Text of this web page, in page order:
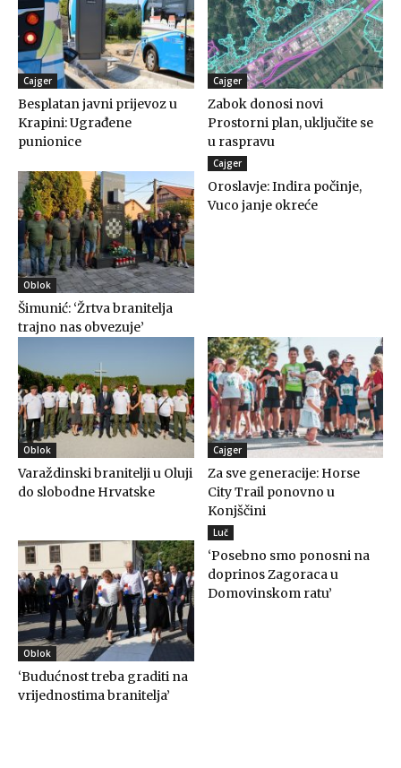
Cajger
Besplatan javni prijevoz u
Krapini: Ugrađene
punionice
Cajger
Zabok donosi novi
Prostorni plan, uključite se
u raspravu
Oblok
Šimunić: ‘Žrtva branitelja
trajno nas obvezuje’
Cajger
Oroslavje: Indira počinje,
Vuco janje okreće
Oblok
Varaždinski branitelji u Oluji
do slobodne Hrvatske
Cajger
Za sve generacije: Horse
City Trail ponovno u
Konjščini
Oblok
‘Budućnost treba graditi na
vrijednostima branitelja’
Luč
‘Posebno smo ponosni na
doprinos Zagoraca u
Domovinskom ratu’